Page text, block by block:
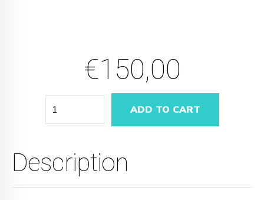
€150,00
ADD TO CART
Description